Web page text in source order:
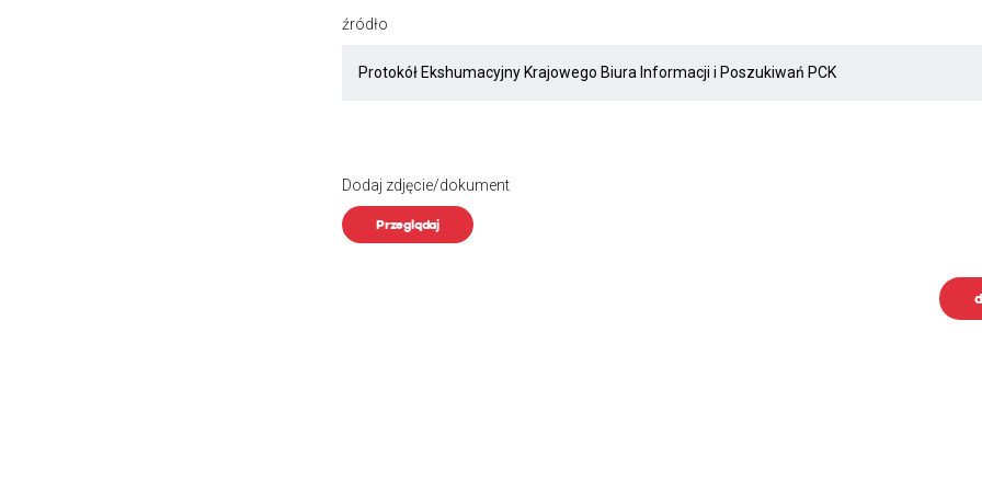
źródło
Dodaj zdjęcie/dokument
Przeglądaj